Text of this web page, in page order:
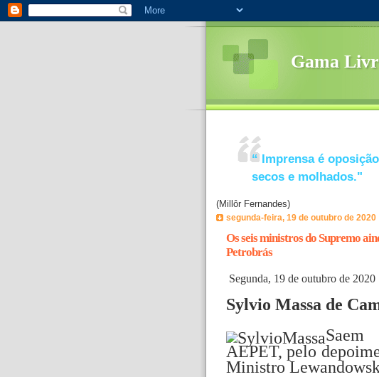
Gama
“ Imprensa é
secos e molhados."
(Millôr Fernandes)
segunda-feira, 19 de outubro de 2020
Os seis ministros do Supremo
Petrobrás
Segunda, 19 de outubro de 2020
Sylvio Massa de
AEPET, pelo
Ministro